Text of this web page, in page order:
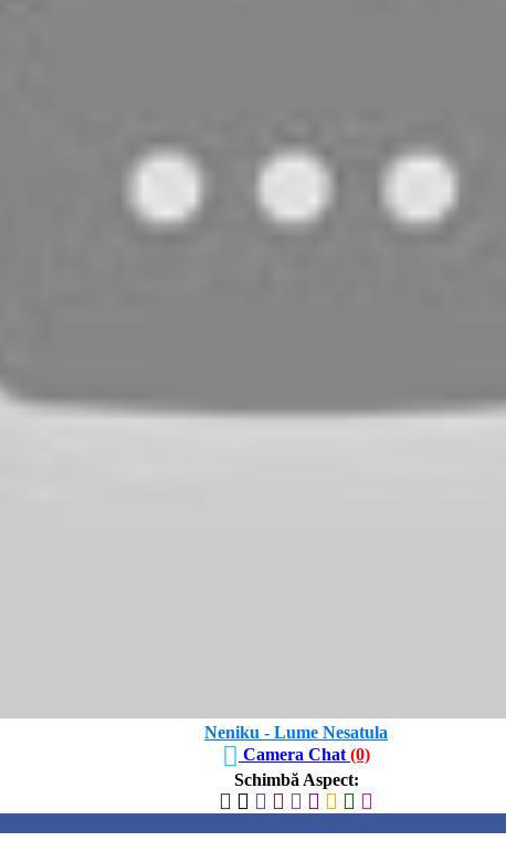
Neniku - Lume Nesatula
Camera Chat (0)
Schimbă Aspect: